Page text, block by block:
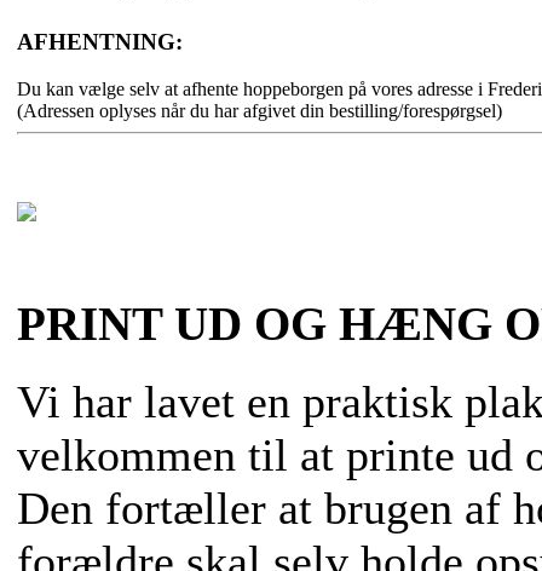
AFHENTNING:
Du kan vælge selv at afhente hoppeborgen på vores adresse i
(Adressen oplyses når du har afgivet din bestilling/forespørgsel)
PRINT UD OG HÆNG
Vi har lavet en praktisk
velkommen til at printe ud
Den fortæller at brugen af